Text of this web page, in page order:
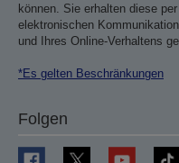
können. Sie erhalten diese
elektronischen
und Ihres Online-Verhaltens
*Es gelten Beschränkungen
Folgen